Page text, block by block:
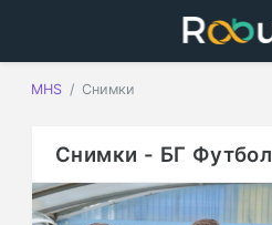
MHS Снимки
Снимки - БГ Футбол